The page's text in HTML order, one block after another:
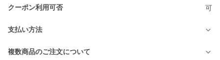
クーポン利用可否 可
支払い方法
複数商品のご注文について